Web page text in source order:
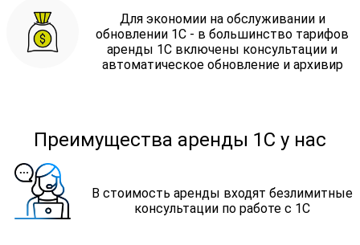
Для экономии на обслуживании и
обновлении 1С - в большинство тарифов
аренды 1С включены консультации и
автоматическое обновление и архивир
Преимущества аренды 1С у нас
В стоимость аренды входят безлимитные
консультации по работе с 1С